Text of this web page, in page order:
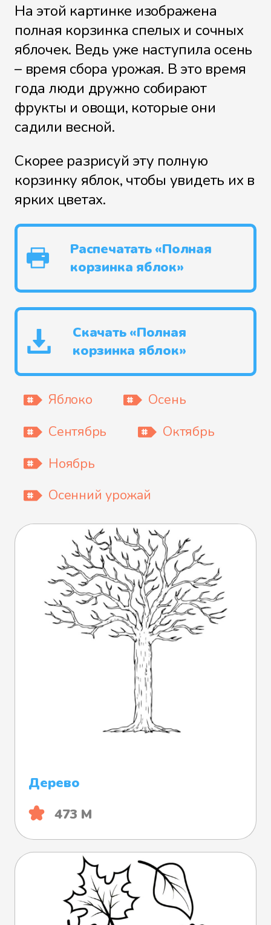
На этой картинке изображена
полная корзинка спелых и сочных
яблочек. Ведь уже наступила осень
– время сбора урожая. В это время
года люди дружно собирают
фрукты и овощи, которые они
садили весной.
Скорее разрисуй эту полную
корзинку яблок, чтобы увидеть их в
ярких цветах.
Распечатать «Полная
корзинка яблок»
Скачать «Полная
корзинка яблок»
Яблоко
Осень
Сентябрь
Октябрь
Ноябрь
Осенний урожай
Дерево
473 М